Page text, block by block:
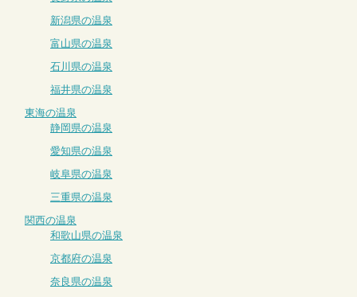
新潟県の温泉
富山県の温泉
石川県の温泉
福井県の温泉
東海の温泉
静岡県の温泉
愛知県の温泉
岐阜県の温泉
三重県の温泉
関西の温泉
和歌山県の温泉
京都府の温泉
奈良県の温泉